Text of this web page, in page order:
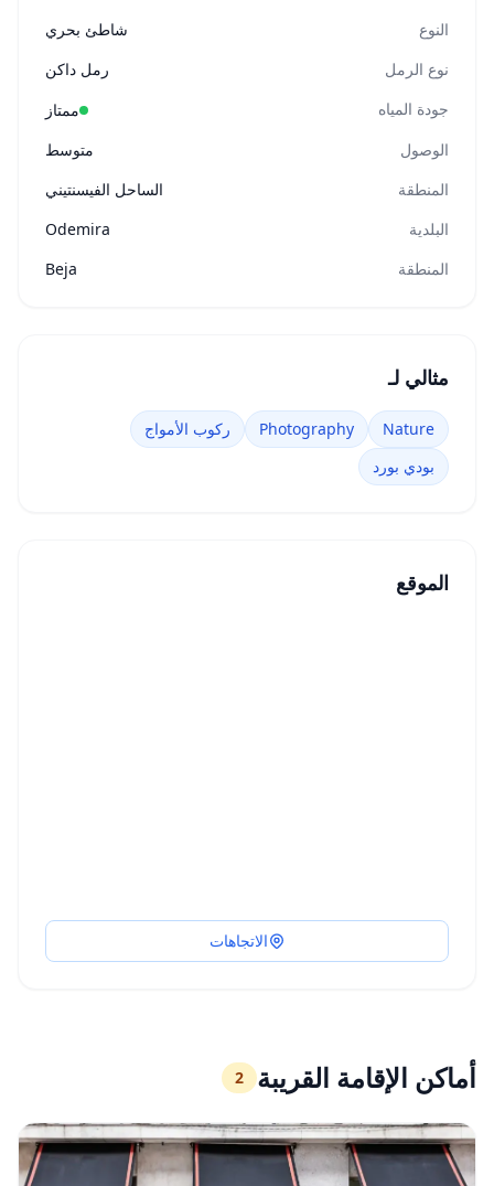
النوع
شاطئ بحري
نوع الرمل
رمل داكن
جودة المياه
ممتاز
الوصول
متوسط
المنطقة
الساحل الفيسنتيني
البلدية
Odemira
المنطقة
Beja
مثالي لـ
Nature
Photography
ركوب الأمواج
بودي بورد
الموقع
الاتجاهات
أماكن الإقامة القريبة 2